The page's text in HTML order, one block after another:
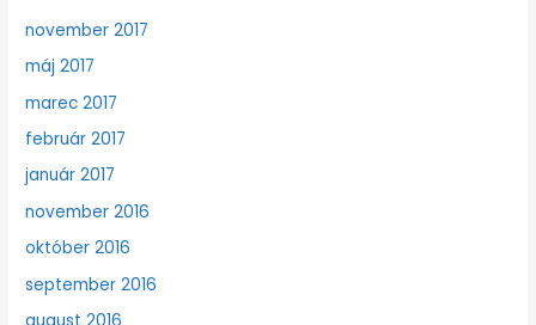
november 2017
máj 2017
marec 2017
február 2017
január 2017
november 2016
október 2016
september 2016